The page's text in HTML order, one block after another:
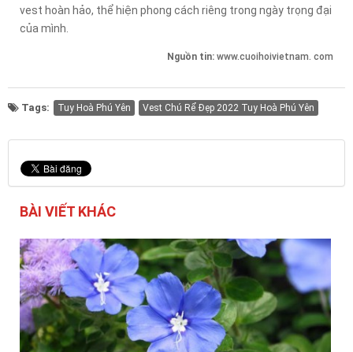
vest hoàn hảo, thể hiện phong cách riêng trong ngày trọng đại
của mình.
Nguồn tin: www.cuoihoivietnam. com
Tags: Tuy Hoà Phú Yên Vest Chú Rể Đẹp 2022 Tuy Hoà Phú Yên
BÀI VIẾT KHÁC